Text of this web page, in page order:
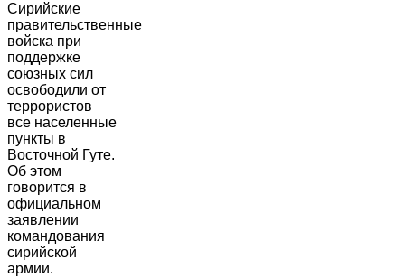
Сирийские
правительственные
войска при
поддержке
союзных сил
освободили от
террористов
все населенные
пункты в
Восточной Гуте.
Об этом
говорится в
официальном
заявлении
командования
сирийской
армии.